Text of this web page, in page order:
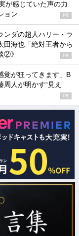
が感じていた声の力
ョン
PR
ンダの超人ハリー・ラ
田海也「絶対王者から
②》
PR
覚が狂ってきます」B
周人が明かす“見え
PR